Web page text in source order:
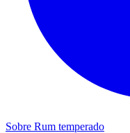
Sobre Rum temperado